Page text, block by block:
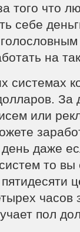
того что
себе
на
системах
За
или
даже
то
часов
пол